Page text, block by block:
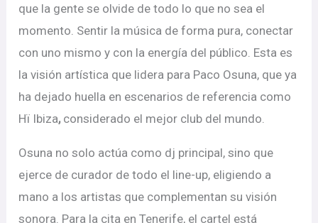
que la gente se olvide de todo lo que no sea el
momento. Sentir la música de forma pura, conectar
con uno mismo y con la energía del público. Esta es
la visión artística que lidera para Paco Osuna, que ya
ha dejado huella en escenarios de referencia como
Hï Ibiza, considerado el mejor club del mundo.
Osuna no solo actúa como dj principal, sino que
ejerce de curador de todo el line-up, eligiendo a
mano a los artistas que complementan su visión
sonora. Para la cita en Tenerife, el cartel está